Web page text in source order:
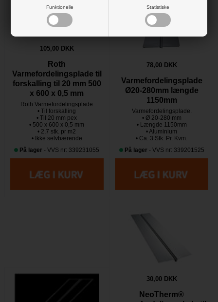
Funktionelle Statistiske
105,00 DKK
Roth
Varmefordelingsplade til
forskalling til 20 mm 500
x 600 x 0,5 mm
Roth Varmefordelingsplade
• Til forskalling
• Til 20 mm pex
• 500 x 600 x 0,5 mm
• 2,7 stk. pr m2
• Ikke selvbærende
På lager - VVS nr: 339231055
78,00 DKK
Varmefordelingsplade
Ø20-280mm længde
1150mm
Varmefordelingsplade.
• Ø 20-280 mm
• Længde 1150mm
• Aluminium
• Ca. 3 Stk. Pr. Kvm.
På lager - VVS nr: 339201525
30,00 DKK
NeoTherm®